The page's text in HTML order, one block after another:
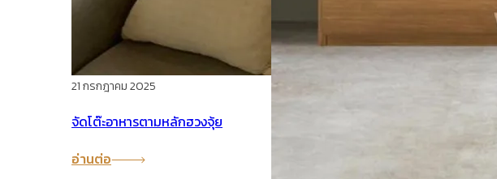
21 กรกฎาคม 2025
จัดโต๊ะอาหารตามหลักฮวงจุ้ย
อ่านต่อ